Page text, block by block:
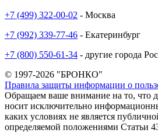
+7 (499) 322-00-02 - Москва
+7 (992) 339-77-46 - Екатеринбург
+7 (800) 550-61-34 - другие города
© 1997-2026 "БРОНКО"
Правила защиты информации о
Обращаем ваше внимание на то, что
носит исключительно
каких условиях не является
определяемой положениями Статьи